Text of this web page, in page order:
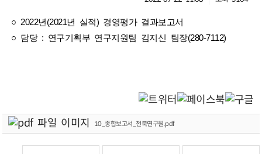
○ 2022년(2021년 실적) 경영평가 결과보고서
○ 담당 : 연구기획부 연구지원팀 김지신 팀장(280-7112)
10_종합보고서_전북연구원.pdf